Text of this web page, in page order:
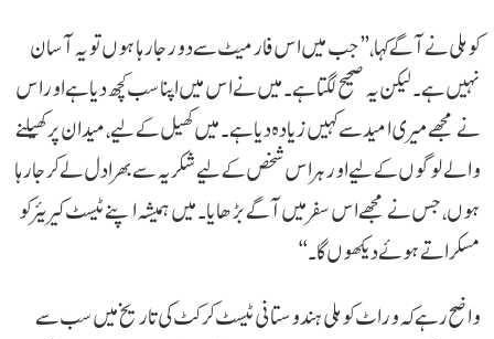
کوہلی نے آگے کہا، ’’جب میں اس فارمیٹ سے دور جا رہا ہوں تو یہ آسان
نہیں ہے۔ لیکن یہ صحیح لگتا ہے۔ میں نے اس میں اپنا سب کچھ دیا ہے اور اس
نے مجھے میری امید سے کہیں زیادہ دیا ہے۔ میں کھیل کے لیے، میدان پر کھیلنے
والے لوگوں کے لیے اور ہر اس شخص کے لیے شکریہ سے بھرا دل لے کر جا رہا
ہوں، جس نے مجھے اس سفر میں آگے بڑھایا۔ میں ہمیشہ اپنے ٹیسٹ کیریئر کو
مسکراتے ہوئے دیکھوں گا۔‘‘
واضح رہے کہ وراٹ کوہلی ہندوستانی ٹیسٹ کرکٹ کی تاریخ میں سب سے